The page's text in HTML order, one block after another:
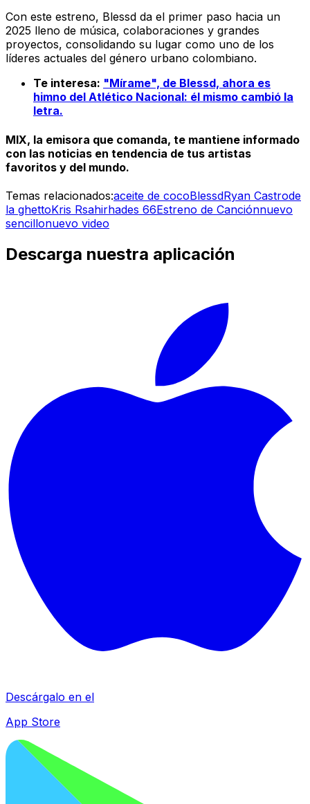
Con este estreno, Blessd da el primer paso hacia un
2025 lleno de música, colaboraciones y grandes
proyectos, consolidando su lugar como uno de los
líderes actuales del género urbano colombiano.
Te interesa: "Mírame", de Blessd, ahora es
himno del Atlético Nacional: él mismo cambió la
letra.
MIX, la emisora que comanda, te mantiene informado
con las noticias en tendencia de tus artistas
favoritos y del mundo.
Temas relacionados:aceite de cocoBlessdRyan Castrode
la ghettoKris Rsahirhades 66Estreno de Canciónnuevo
sencillonuevo video
Descarga nuestra aplicación
Descárgalo en el
App Store